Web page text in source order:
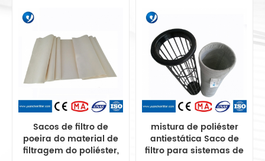
Sacos de filtro de
poeira do material de
filtragem do poliéster,
mistura de poliéster
antiestática Saco de
filtro para sistemas de